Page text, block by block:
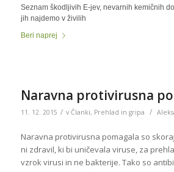
Seznam škodljivih E-jev, nevarnih kemičnih
jih najdemo v živilih
Beri naprej
Naravna protivirusna
11. 12. 2015 / v Članki, Prehlad in gripa /
Naravna protivirusna pomagala so
ni zdravil, ki bi uničevala viruse, za
vzrok virusi in ne bakterije. Tako so